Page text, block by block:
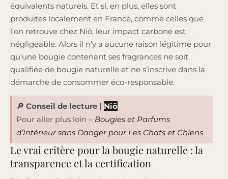
équivalents naturels. Et si, en plus, elles sont
produites localement en France, comme celles que
l’on retrouve chez Niõ, leur impact carbone est
négligeable. Alors il n’y a aucune raison légitime pour
qu’une bougie contenant ses fragrances ne soit
qualifiée de bougie naturelle et ne s’inscrive dans la
démarche de consommer éco-responsable.
🔎 Conseil de lecture | Niõ
Pour aller plus loin – Bougies et Parfums
d’Intérieur sans Danger pour Les Chats et Chiens
Le vrai critère pour la bougie naturelle : la
transparence et la certification